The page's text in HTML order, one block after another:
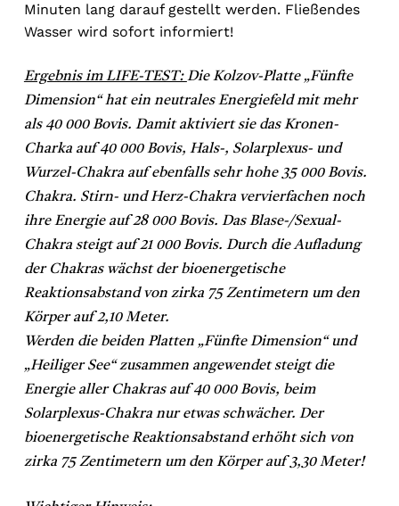
Minuten lang darauf gestellt werden. Fließendes
Wasser wird sofort informiert!
Ergebnis im LIFE-TEST:Die Kolzov-Platte „Fünfte
Dimension“ hat ein neutrales Energiefeld mit mehr
als 40 000 Bovis. Damit aktiviert sie das Kronen-
Charka auf 40 000 Bovis, Hals-, Solarplexus- und
Wurzel-Chakra auf ebenfalls sehr hohe 35 000 Bovis.
Chakra. Stirn- und Herz-Chakra vervierfachen noch
ihre Energie auf 28 000 Bovis. Das Blase-/Sexual-
Chakra steigt auf 21 000 Bovis. Durch die Aufladung
der Chakras wächst der bioenergetische
Reaktionsabstand von zirka 75 Zentimetern um den
Körper auf 2,10 Meter.
Werden die beiden Platten „Fünfte Dimension“ und
„Heiliger See“ zusammen angewendet steigt die
Energie aller Chakras auf 40 000 Bovis, beim
Solarplexus-Chakra nur etwas schwächer. Der
bioenergetische Reaktionsabstand erhöht sich von
zirka 75 Zentimetern um den Körper auf 3,30 Meter!